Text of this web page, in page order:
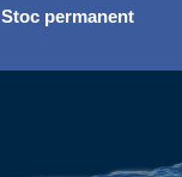
Stoc permanent